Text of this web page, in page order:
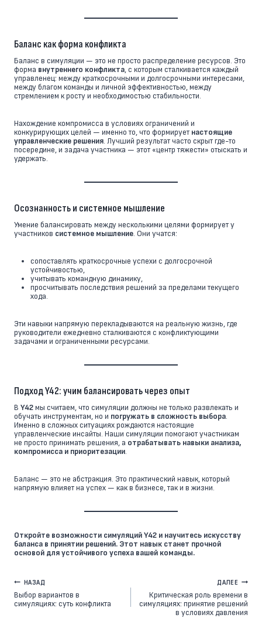
Баланс как форма конфликта
Баланс в симуляции — это не просто распределение ресурсов. Это
форма внутреннего конфликта, с которым сталкивается каждый
управленец: между краткосрочными и долгосрочными интересами,
между благом команды и личной эффективностью, между
стремлением к росту и необходимостью стабильности.
Нахождение компромисса в условиях ограничений и
конкурирующих целей — именно то, что формирует настоящие
управленческие решения. Лучший результат часто скрыт где-то
посередине, и задача участника — этот «центр тяжести» отыскать и
удержать.
Осознанность и системное мышление
Умение балансировать между несколькими целями формирует у
участников системное мышление. Они учатся:
сопоставлять краткосрочные успехи с долгосрочной
устойчивостью,
учитывать командную динамику,
просчитывать последствия решений за пределами текущего
хода.
Эти навыки напрямую перекладываются на реальную жизнь, где
руководители ежедневно сталкиваются с конфликтующими
задачами и ограниченными ресурсами.
Подход Y42: учим балансировать через опыт
В Y42мы считаем, что симуляции должны не только развлекать и
обучать инструментам, но и погружать в сложность выбора.
Именно в сложных ситуациях рождаются настоящие
управленческие инсайты. Наши симуляции помогают участникам
не просто принимать решения, а отрабатывать навыки анализа,
компромисса и приоритезации.
Баланс — это не абстракция. Это практический навык, который
напрямую влияет на успех — как в бизнесе, так и в жизни.
Откройте возможности симуляций Y42 и научитесь искусству
баланса в принятии решений. Этот навык станет прочной
основой для устойчивого успеха вашей команды.
Навигация
по
НАЗАД
Выбор вариантов в
симуляциях: суть конфликта
ДАЛЕЕ
Критическая роль времени в
симуляциях: принятие решений
в условиях давления